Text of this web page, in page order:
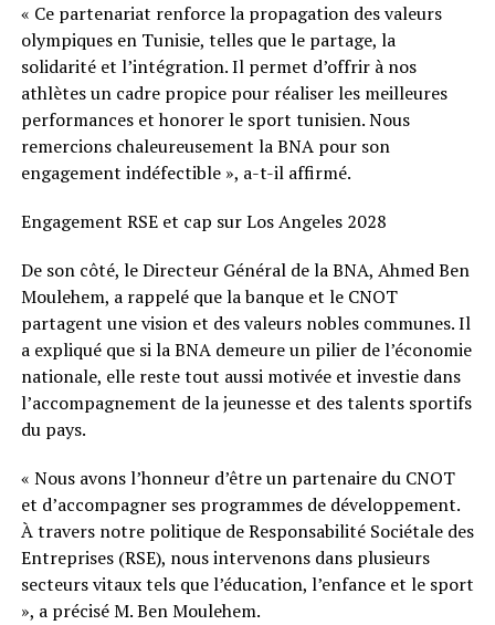
« Ce partenariat renforce la propagation des valeurs
olympiques en Tunisie, telles que le partage, la
solidarité et l’intégration. Il permet d’offrir à nos
athlètes un cadre propice pour réaliser les meilleures
performances et honorer le sport tunisien. Nous
remercions chaleureusement la BNA pour son
engagement indéfectible », a-t-il affirmé.
Engagement RSE et cap sur Los Angeles 2028
De son côté, le Directeur Général de la BNA, Ahmed Ben
Moulehem, a rappelé que la banque et le CNOT
partagent une vision et des valeurs nobles communes. Il
a expliqué que si la BNA demeure un pilier de l’économie
nationale, elle reste tout aussi motivée et investie dans
l’accompagnement de la jeunesse et des talents sportifs
du pays.
« Nous avons l’honneur d’être un partenaire du CNOT
et d’accompagner ses programmes de développement.
À travers notre politique de Responsabilité Sociétale des
Entreprises (RSE), nous intervenons dans plusieurs
secteurs vitaux tels que l’éducation, l’enfance et le sport
», a précisé M. Ben Moulehem.